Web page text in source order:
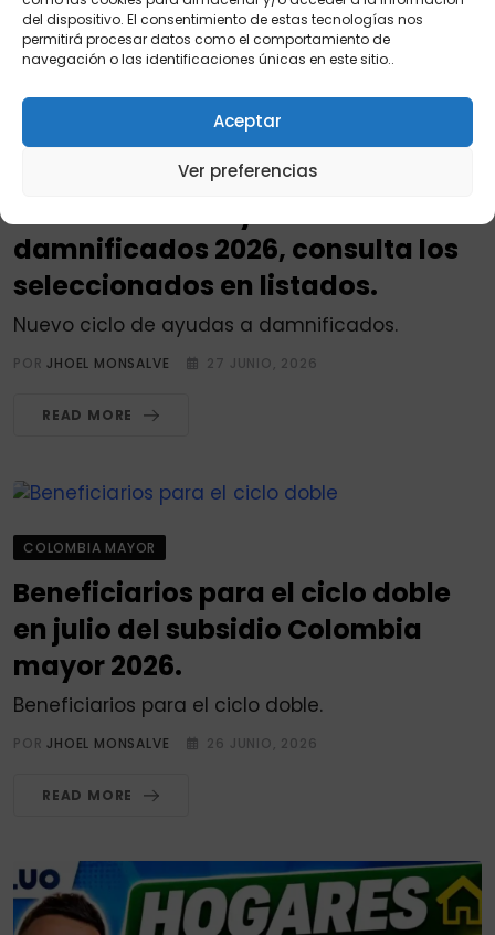
del dispositivo. El consentimiento de estas tecnologías nos
permitirá procesar datos como el comportamiento de
navegación o las identificaciones únicas en este sitio..
Aceptar
Ver preferencias
READ MORE
damnificados 2026, consulta los
seleccionados en listados.
Nuevo ciclo de ayudas a damnificados.
PORJHOEL MONSALVE 27 JUNIO, 2026
READ MORE
COLOMBIA MAYOR
Beneficiarios para el ciclo doble
en julio del subsidio Colombia
mayor 2026.
Beneficiarios para el ciclo doble.
PORJHOEL MONSALVE 26 JUNIO, 2026
READ MORE